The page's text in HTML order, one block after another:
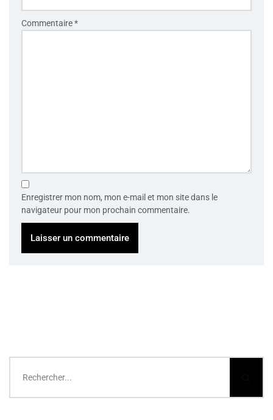
Commentaire*
Enregistrer mon nom, mon e-mail et mon site dans le
navigateur pour mon prochain commentaire.